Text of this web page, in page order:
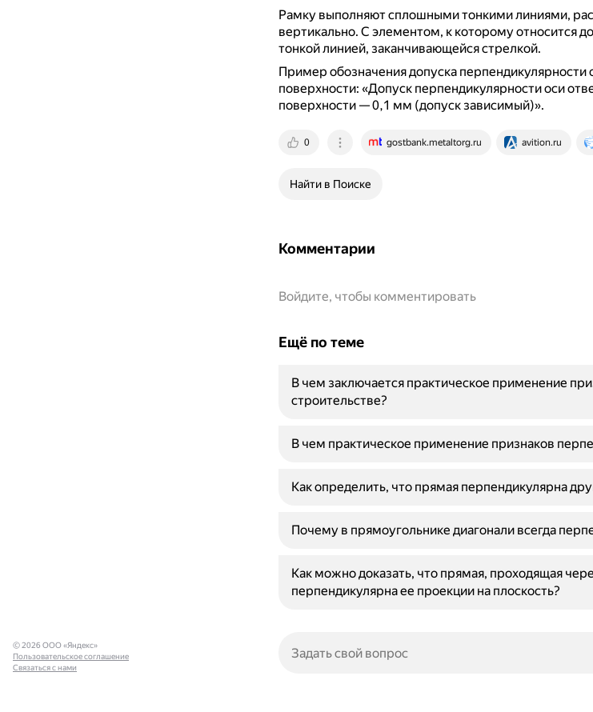
Рамку выполняют сплошными тонкими линиями,
вертикально. С элементом, к которому относится
тонкой линией, заканчивающейся стрелкой.
Пример обозначения допуска перпендикулярности
поверхности: «Допуск перпендикулярности оси
поверхности — 0,1 мм (допуск зависимый)».
0 gostbank.metaltorg.ru avition.ru
Найти в Поиске
Комментарии
Войдите, чтобы комментировать
Ещё по теме
В чем заключается практическое применение
строительстве?
В чем практическое применение признаков
Как определить, что прямая перпендикулярна
Почему в прямоугольнике диагонали всегда
Как можно доказать, что прямая, проходящая
перпендикулярна ее проекции на плоскость?
© 2026 ООО «Яндекс»
Пользовательское соглашение
Связаться с нами